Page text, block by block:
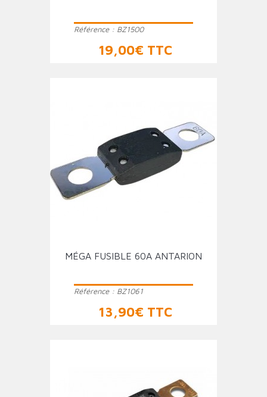
Référence : BZ1500
Prix
19,00€ TTC
MÉGA FUSIBLE 60A ANTARION
Référence : BZ1061
Prix
13,90€ TTC